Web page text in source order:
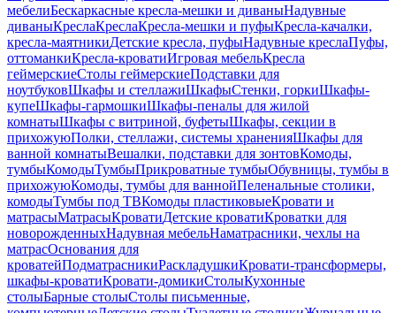
мебелиБескаркасные кресла-мешки и диваныНадувные
диваныКреслаКреслаКресла-мешки и пуфыКресла-качалки,
кресла-маятникиДетские кресла, пуфыНадувные креслаПуфы,
оттоманкиКресла-кроватиИгровая мебельКресла
геймерскиеСтолы геймерскиеПодставки для
ноутбуковШкафы и стеллажиШкафыСтенки, горкиШкафы-
купеШкафы-гармошкиШкафы-пеналы для жилой
комнатыШкафы с витриной, буфетыШкафы, секции в
прихожуюПолки, стеллажи, системы храненияШкафы для
ванной комнатыВешалки, подставки для зонтовКомоды,
тумбыКомодыТумбыПрикроватные тумбыОбувницы, тумбы в
прихожуюКомоды, тумбы для ваннойПеленальные столики,
комодыТумбы под ТВКомоды пластиковыеКровати и
матрасыМатрасыКроватиДетские кроватиКроватки для
новорожденныхНадувная мебельНаматрасники, чехлы на
матрасОснования для
кроватейПодматрасникиРаскладушкиКровати-трансформеры,
шкафы-кроватиКровати-домикиСтолыКухонные
столыБарные столыСтолы письменные,